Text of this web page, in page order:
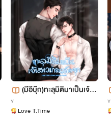
(มีอีบุ๊ก)ทะลุมิติมาเป็นเจ้าส
megaverse)
Y
Love T.Time
Y